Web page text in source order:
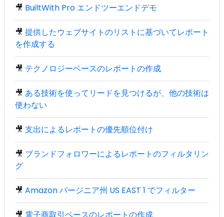
🎥 BuiltWith Pro エンドツーエンドデモ
🎥 提供したウェブサイトのリストに基づいてレポート
を作成する
🎥 テクノロジーベースのレポートの作成
🎥 ある技術を使ってリードを見つけるが、他の技術は
使わない
🎥 支出によるレポートの優先順位付け
🎥 ブランドフォロワーによるレポートのフィルタリン
グ
🎥 Amazon バージニア州 US EAST 1 でフィルター